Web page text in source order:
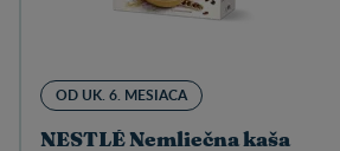
OD UK. 6. MESIACA
NESTLÉ Nemliečna kaša